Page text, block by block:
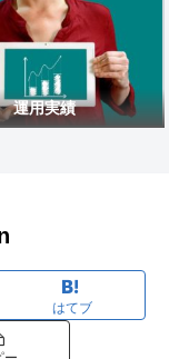
運用実績
はてブ